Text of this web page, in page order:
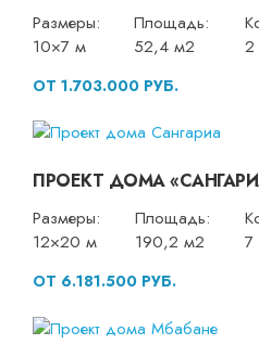
Размеры:
10×7 м
Площадь:
52,4 м2
2
ОТ 1.703.000 РУБ.
ПРОЕКТ ДОМА
Размеры:
12×20 м
Площадь:
190,2 м2
7
ОТ 6.181.500 РУБ.